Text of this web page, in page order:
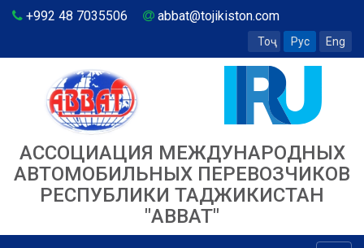
+992 48 7035506 abbat@tojikiston.com
Тоҷ Рус Eng
АССОЦИАЦИЯ МЕЖДУНАРОДНЫХ
АВТОМОБИЛЬНЫХ ПЕРЕВОЗЧИКОВ
РЕСПУБЛИКИ ТАДЖИКИСТАН
"ABBAT"